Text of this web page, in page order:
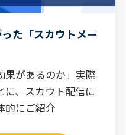
た「スカウトメー
果があるのか」実際
に、スカウト配信に
的にご紹介